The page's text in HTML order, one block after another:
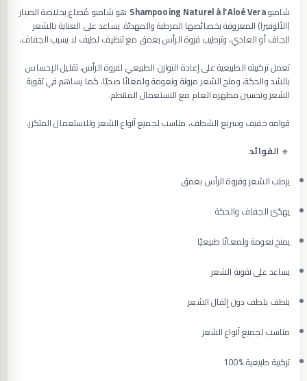
شامبوShampooing Naturel à l’Aloé Vera هو شامبو مُصاغ بخلاصة الصبار
(الألوفيرا) المعروفة بخصائصها المرطبة والمهدئة. يساعد على العناية بالشعر
الجاف أو العادي، وترطيب فروة الرأس بعمق مع تنظيف لطيف لا يسبب الجفاف.
تعمل تركيبته الطبيعية على إعادة التوازن الطبيعي لفروة الرأس، تقليل الإحساس
بالشد والحكة، ومنح الشعر مرونة ونعومة ولمعانًا صحيًا. كما يساهم في تقوية
الشعر وتحسين مظهره العام مع الاستعمال المنتظم.
قوامه خفيف وسريع الشطف، مناسب لجميع أنواع الشعر وللاستعمال المتكرر.
🔹 الفوائد
يرطب الشعر وفروة الرأس بعمق
يهدّئ الجفاف والحكة
يمنح نعومة ولمعانًا طبيعيًا
يساعد على تقوية الشعر
ينظف بلطف دون إثقال الشعر
مناسب لجميع أنواع الشعر
تركيبة طبيعية %100